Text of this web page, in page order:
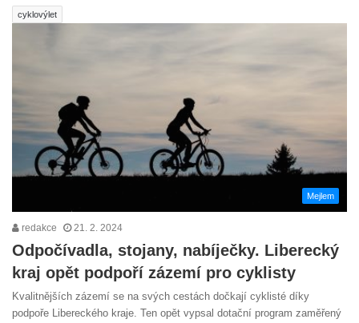
cyklovýlet
Mejlem
redakce 21. 2. 2024
Odpočívadla, stojany, nabíječky. Liberecký
kraj opět podpoří zázemí pro cyklisty
Kvalitnějších zázemí se na svých cestách dočkají cyklisté díky
podpoře Libereckého kraje. Ten opět vypsal dotační program zaměřený